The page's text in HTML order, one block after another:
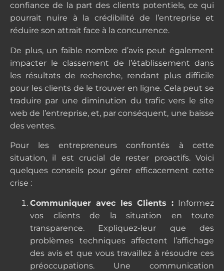
confiance de la part des clients potentiels, ce qui
pourrait nuire à la crédibilité de l’entreprise et
réduire son attrait face à la concurrence.
De plus, un faible nombre d’avis peut également
impacter le classement de l’établissement dans
les résultats de recherche, rendant plus difficile
pour les clients de le trouver en ligne. Cela peut se
traduire par une diminution du trafic vers le site
web de l’entreprise, et, par conséquent, une baisse
des ventes.
Pour les entrepreneurs confrontés à cette
situation, il est crucial de rester proactifs. Voici
quelques conseils pour gérer efficacement cette
crise :
Communiquer avec les Clients : Informez
vos clients de la situation en toute
transparence. Expliquez-leur que des
problèmes techniques affectent l’affichage
des avis et que vous travaillez à résoudre ces
préoccupations. Une communication